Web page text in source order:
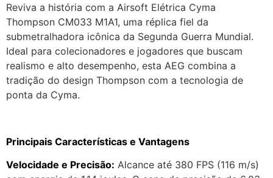
Reviva a história com a Airsoft Elétrica Cyma
Thompson CM033 M1A1, uma réplica fiel da
submetralhadora icônica da Segunda Guerra Mundial.
Ideal para colecionadores e jogadores que buscam
realismo e alto desempenho, esta AEG combina a
tradição do design Thompson com a tecnologia de
ponta da Cyma.
Principais Características e Vantagens
Velocidade e Precisão: Alcance até 380 FPS (116 m/s)